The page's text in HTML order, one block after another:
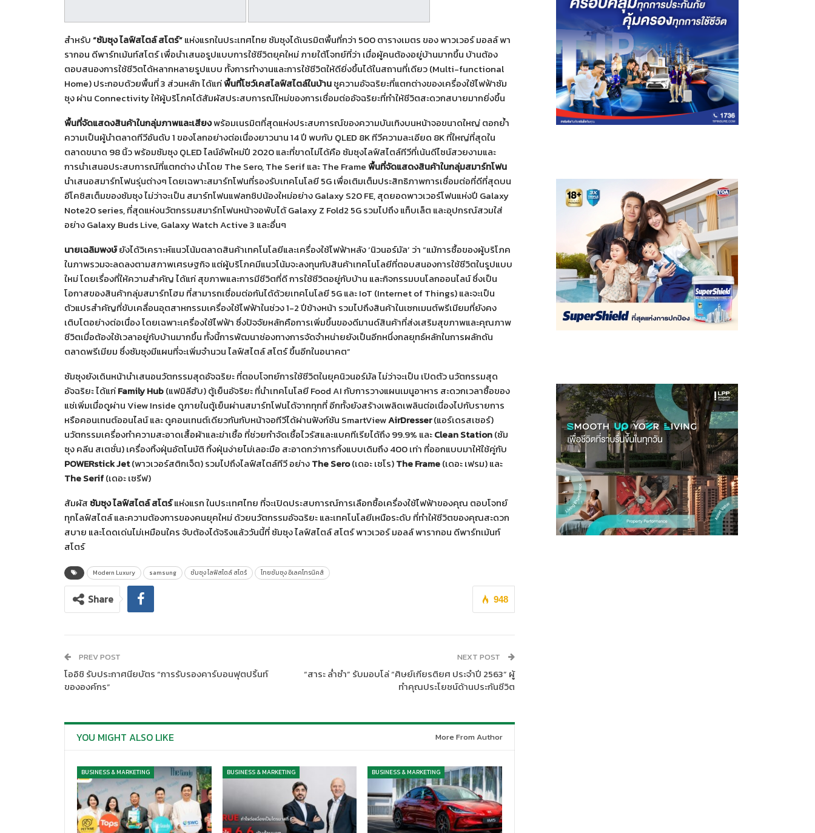
สำหรับ“ซัมซุง ไลฟ์สไตล์ สโตร์”แห่งแรกในประเทศไทย ซัมซุงได้เนรมิตพื้นที่กว่า 500 ตารางเมตร ของ พาวเวอร์ มอลล์ พา
รากอน ดีพาร์ทเม้นท์สโตร์ เพื่อนำเสนอรูปแบบการใช้ชีวิตยุคใหม่ ภายใต้โจทย์ที่ว่า เมื่อผู้คนต้องอยู่บ้านมากขึ้น บ้านต้อง
ตอบสนองการใช้ชีวิตได้หลากหลายรูปแบบ ทั้งการทำงานและการใช้ชีวิตให้ดียิ่งขึ้นได้ในสถานที่เดียว (Multi-functional
Home) ประกอบด้วยพื้นที่ 3 ส่วนหลัก ได้แก่พื้นที่โชว์เคสไลฟ์สไตล์ในบ้านชูความอัจฉริยะที่แตกต่างของเครื่องใช้ไฟฟ้าซัม
ซุง ผ่าน Connectivity ให้ผู้บริโภคได้สัมผัสประสบการณ์ใหม่ของการเชื่อมต่ออัจฉริยะที่ทำให้ชีวิตสะดวกสบายมากยิ่งขึ้น
พื้นที่จัดแสดงสินค้าในกลุ่มภาพและเสียงพร้อมเนรมิตที่สุดแห่งประสบการณ์ของความบันเทิงบนหน้าจอขนาดใหญ่ ตอกย้ำ
ความเป็นผู้นำตลาดทีวีอันดับ 1 ของโลกอย่างต่อเนื่องยาวนาน 14 ปี พบกับ QLED 8K ทีวีความละเอียด 8K ที่ใหญ่ที่สุดใน
ตลาดขนาด 98 นิ้ว พร้อมซัมซุง QLED ไลน์อัพใหม่ปี 2020 และที่ขาดไม่ได้คือ ซัมซุงไลฟ์สไตล์ทีวีที่เน้นดีไซน์สวยงามและ
การนำเสนอประสบการณ์ที่แตกต่าง นำโดย The Sero, The Serif และ The Frameพื้นที่จัดแสดงสินค้าในกลุ่มสมาร์ทโฟน
นำเสนอสมาร์ทโฟนรุ่นต่างๆ โดยเฉพาะสมาร์ทโฟนที่รองรับเทคโนโลยี 5G เพื่อเติมเต็มประสิทธิภาพการเชื่อมต่อที่ดีที่สุดบน
อีโคซิสเต็มของซัมซุง ไม่ว่าจะเป็น สมาร์ทโฟนแฟลกชิปน้องใหม่อย่าง Galaxy S20 FE, สุดยอดพาวเวอร์โฟนแห่งปี Galaxy
Note20 series, ที่สุดแห่งนวัตกรรมสมาร์ทโฟนหน้าจอพับได้ Galaxy Z Fold2 5G รวมไปถึง แท็บเล็ต และอุปกรณ์สวมใส่
อย่าง Galaxy Buds Live, Galaxy Watch Active 3 และอื่นๆ
นายเฉลิมพงษ์ยังได้วิเคราะห์แนวโน้มตลาดสินค้าเทคโนโลยีและเครื่องใช้ไฟฟ้าหลัง ‘นิวนอร์มัล’ ว่า “แม้การซื้อของผู้บริโภค
ในภาพรวมจะลดลงตามสภาพเศรษฐกิจ แต่ผู้บริโภคมีแนวโน้มจะลงทุนกับสินค้าเทคโนโลยีที่ตอบสนองการใช้ชีวิตในรูปแบบ
ใหม่ โดยเรื่องที่ให้ความสำคัญ ได้แก่ สุขภาพและการมีชีวิตที่ดี การใช้ชีวิตอยู่กับบ้าน และกิจกรรมบนโลกออนไลน์ ซึ่งเป็น
โอกาสของสินค้ากลุ่มสมาร์ทโฮม ที่สามารถเชื่อมต่อกันได้ด้วยเทคโนโลยี 5G และ IoT (Internet of Things) และจะเป็น
ตัวแปรสำคัญที่ขับเคลื่อนอุตสาหกรรมเครื่องใช้ไฟฟ้าในช่วง 1-2 ปีข้างหน้า รวมไปถึงสินค้าในเซกเมนต์พรีเมียมที่ยังคง
เติบโตอย่างต่อเนื่อง โดยเฉพาะเครื่องใช้ไฟฟ้า ซึ่งปัจจัยหลักคือการเพิ่มขึ้นของดีมานด์สินค้าที่ส่งเสริมสุขภาพและคุณภาพ
ชีวิตเมื่อต้องใช้เวลาอยู่กับบ้านมากขึ้น ทั้งนี้การพัฒนาช่องทางการจัดจำหน่ายยังเป็นอีกหนึ่งกลยุทธ์หลักในการผลักดัน
ตลาดพรีเมียม ซึ่งซัมซุงมีแผนที่จะเพิ่มจำนวน ไลฟ์สไตล์ สโตร์ ขึ้นอีกในอนาคต”
ซัมซุงยังเดินหน้านำเสนอนวัตกรรมสุดอัจฉริยะ ที่ตอบโจทย์การใช้ชีวิตในยุคนิวนอร์มัล ไม่ว่าจะเป็น เปิดตัว นวัตกรรมสุด
อัจฉริยะ ได้แก่Family Hub(แฟมิลีฮับ) ตู้เย็นอัจริยะ ที่นำเทคโนโลยี Food AI กับการวางแผนเมนูอาหาร สะดวกเวลาซื้อของ
แช่เพิ่มเมื่อดูผ่าน View Inside ดูภายในตู้เย็นผ่านสมาร์ทโฟนได้จากทุกที่ อีกทั้งยังสร้างเพลิดเพลินต่อเนื่องไปกับรายการ
หรือคอนเทนต์ออนไลน์ และ ดูคอนเทนต์เดียวกันกับหน้าจอทีวีได้ผ่านฟังก์ชัน SmartViewAirDresser(แอร์เดรสเซอร์)
นวัตกรรมเครื่องทำความสะอาดเสื้อผ้าและฆ่าเชื้อ ที่ช่วยกำจัดเชื้อไวรัสและแบคทีเรียได้ถึง 99.9% และClean Station(ซัม
ซุง คลีน สเตชั่น) เครื่องทิ้งฝุ่นอัตโนมัติ ทิ้งฝุ่นง่ายไม่เลอะมือ สะอาดกว่าการทิ้งแบบเดิมถึง 400 เท่า ที่ออกแบบมาให้ใช้คู่กับ
POWERstick Jet(พาวเวอร์สติกเจ็ต) รวมไปถึงไลฟ์สไตล์ทีวี อย่างThe Sero(เดอะ เซโร)The Frame(เดอะ เฟรม) และ
The Serif(เดอะ เซรีฟ)
สัมผัส ซัมซุง ไลฟ์สไตล์ สโตร์แห่งแรก ในประเทศไทย ที่จะเปิดประสบการณ์การเลือกซื้อเครื่องใช้ไฟฟ้าของคุณ ตอบโจทย์
ทุกไลฟ์สไตล์ และความต้องการของคนยุคใหม่ ด้วยนวัตกรรมอัจฉริยะ และเทคโนโลยีเหนือระดับ ที่ทำให้ชีวิตของคุณสะดวก
สบาย และโดดเด่นไม่เหมือนใคร จับต้องได้จริงแล้ววันนี้ที่ ซัมซุง ไลฟ์สไตล์ สโตร์ พาวเวอร์ มอลล์ พารากอน ดีพาร์ทเม้นท์
สโตร์
Modern Luxury samsung ซัมซุง ไลฟ์สไตล์ สโตร์ ไทยซัมซุง อิเลคโทรนิคส์
948
Share
PREV POST
โออิชิ รับประกาศนียบัตร “การรับรองคาร์บอนฟุตปริ้นท์
ขององค์กร”
NEXT POST
“สาระ ล่ำซำ” รับมอบโล่ “ศิษย์เกียรติยศ ประจำปี 2563” ผู้
ทำคุณประโยชน์ด้านประกันชีวิต
YOU MIGHT ALSO LIKE More From Author
BUSINESS & MARKETING BUSINESS & MARKETING BUSINESS & MARKETING